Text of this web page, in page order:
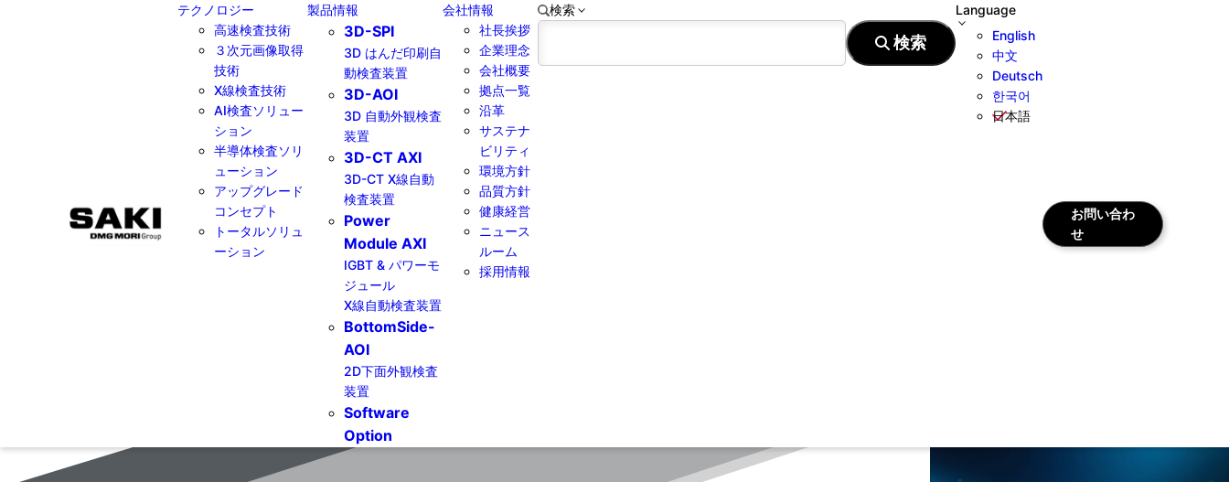
テクノロジー
高速検査技術
３次元画像取得
技術
X線検査技術
AI検査ソリュー
ション
半導体検査ソリ
ューション
アップグレード
コンセプト
トータルソリュ
ーション
製品情報
3D-SPI
3D はんだ印刷自
動検査装置
3D-AOI
3D 自動外観検査
装置
3D-CT AXI
3D-CT X線自動
検査装置
Power
Module AXI
IGBT & パワーモ
ジュール
X線自動検査装置
BottomSide-
AOI
2D下面外観検査
装置
Software
Option
会社情報
社長挨拶
企業理念
会社概要
拠点一覧
沿革
サステナ
ビリティ
環境方針
品質方針
健康経営​
ニュース
ルーム
採用情報
検索
Language
English
中文
Deutsch
한국어
日本語
お問い合わ
せ